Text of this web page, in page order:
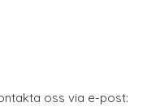
oss via e-post: